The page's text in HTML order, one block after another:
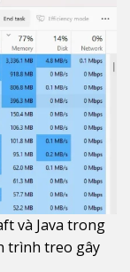
và Java trong
trình treo gây